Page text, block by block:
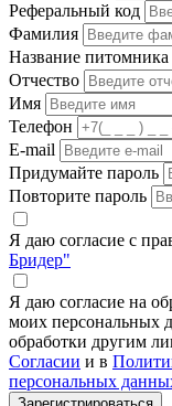
Реферальный код
Фамилия
Название питомника
Отчество
Имя
Телефон
E-mail
Придумайте пароль
Повторите пароль
Я даю согласие с
Бридер"
Я даю согласие на
моих персональных
обработки другим
Согласии и в
персональных